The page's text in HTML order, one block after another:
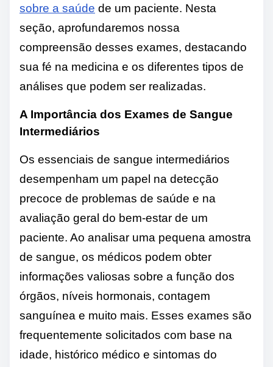
sobre a saúde de um paciente. Nesta
seção, aprofundaremos nossa
compreensão desses exames, destacando
sua fé na medicina e os diferentes tipos de
análises que podem ser realizadas.
A Importância dos Exames de Sangue
Intermediários
Os essenciais de sangue intermediários
desempenham um papel na detecção
precoce de problemas de saúde e na
avaliação geral do bem-estar de um
paciente. Ao analisar uma pequena amostra
de sangue, os médicos podem obter
informações valiosas sobre a função dos
órgãos, níveis hormonais, contagem
sanguínea e muito mais. Esses exames são
frequentemente solicitados com base na
idade, histórico médico e sintomas do